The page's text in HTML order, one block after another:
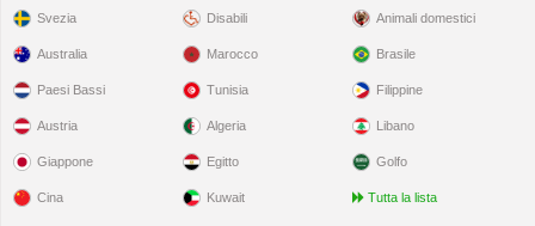
Svezia Disabili Animali domestici
Australia
Paesi Bassi
Austria
Giappone
Cina
Marocco
Tunisia
Algeria
Egitto
Kuwait
Brasile
Filippine
Libano
Golfo
Tutta la lista